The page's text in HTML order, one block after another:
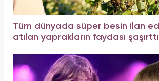
Tüm dünyada süper besin ilan
atılan yaprakların faydası şaşırttı